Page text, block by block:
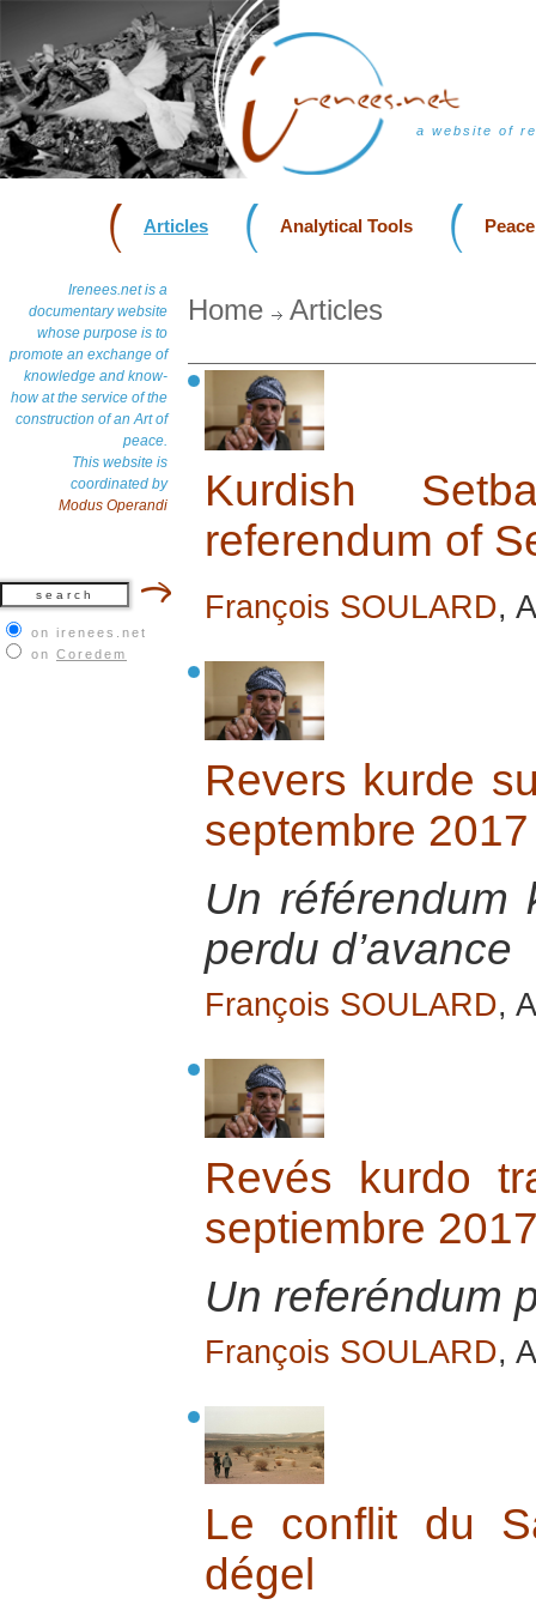
a website of
Articles Analytical Tools
Irenees.net is a
documentary website
whose purpose is to
promote an exchange of
knowledge and know-
how at the service of the
construction of an Art of
peace.
This website is
coordinated by
Modus Operandi
on irenees.net
on Coredem
Home Articles
Kurdish
referendum of
François SOULARD,
Revers kurde
septembre 2017
Un référendum
perdu d’avance
François SOULARD,
Revés kurdo
septiembre
Un referéndum
François SOULARD,
Le conflit du
dégel